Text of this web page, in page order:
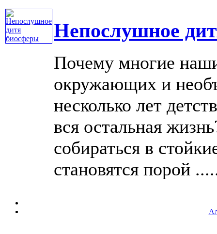
Непослушное
Почему многие
окружающих и
несколько лет
вся остальная
собираться в
становятся порой